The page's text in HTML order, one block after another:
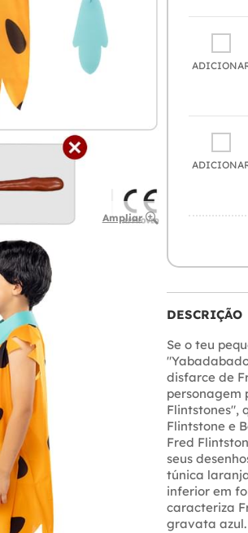
Ampliar
DESCRIÇÃO
Se o teu
disfarce de
personagem
Flintstones",
Flintstone e
Fred
seus
túnica
inferior em
caracteriza
gravata azul.